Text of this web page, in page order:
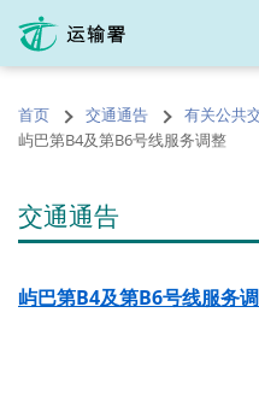
内
的
开
首页 交通通告 有关公共
屿巴第B4及第B6号线服务调整
交通通告
屿巴第B4及第B6号线服务